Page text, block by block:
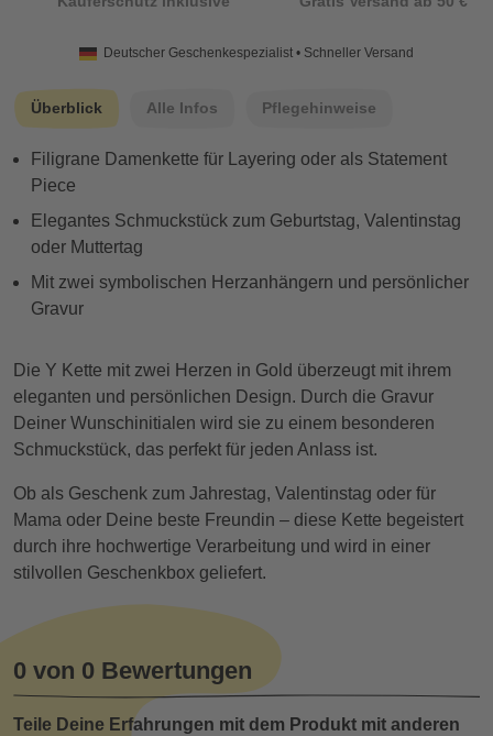
Deutscher Geschenkespezialist • Schneller Versand
Überblick Alle Infos Pflegehinweise
Filigrane Damenkette für Layering oder als Statement
Piece
Elegantes Schmuckstück zum Geburtstag, Valentinstag
oder Muttertag
Mit zwei symbolischen Herzanhängern und persönlicher
Gravur
Die Y Kette mit zwei Herzen in Gold überzeugt mit ihrem
eleganten und persönlichen Design. Durch die Gravur
Deiner Wunschinitialen wird sie zu einem besonderen
Schmuckstück, das perfekt für jeden Anlass ist.
Ob als Geschenk zum Jahrestag, Valentinstag oder für
Mama oder Deine beste Freundin – diese Kette begeistert
durch ihre hochwertige Verarbeitung und wird in einer
stilvollen Geschenkbox geliefert.
0 von 0 Bewertungen
Teile Deine Erfahrungen mit dem Produkt mit anderen